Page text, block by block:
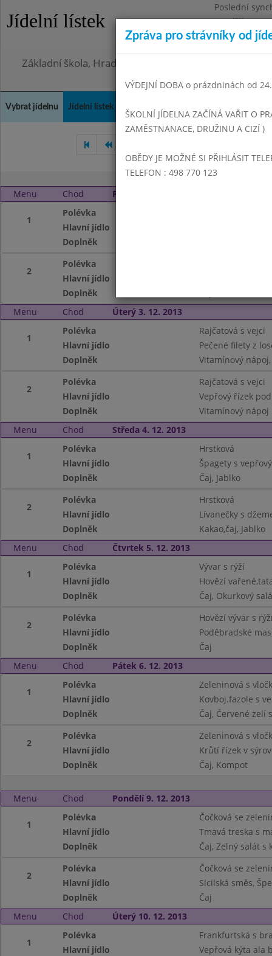
Jídelní lístek
Poslední
Pondělí
Omezení
Základní škola, Hradec Králové, Bezručova 1468
Vybrat jídelnu Jídelní lístek
Menu Chod Pondělí 2. 12. 2013
1
Polévka
Hlavní jídlo
Doplněk
2
Polévka
Hlavní jídlo
Doplněk
Menu
Chod Úterý 3. 12. 2013
1
Polévka
Rajčatová s vejci
Hlavní jídlo
Pečené filety z
Doplněk
Vitamínový
2
Polévka
Rajčatová s vejci
Hlavní jídlo
Vepřový řízek
Doplněk
Vitamínový nápoj
Menu
Chod Středa 4. 12. 2013
1
Polévka
Hrstková
Hlavní jídlo
Špagety s
Doplněk
Čaj, Jablko
2
Polévka
Hrstková
Hlavní jídlo
Lívanečky s
Doplněk
Kakao,čaj, Jablko
Menu
Chod Čtvrtek 5. 12. 2013
1
Polévka
Vývar s rýží
Hlavní jídlo
Hovězí
Doplněk
Čaj, Okurkový
2
Polévka
Hovězí vývar s
Hlavní jídlo
Poděbradské
Doplněk
Čaj
Menu
Chod Pátek 6. 12. 2013
1
Polévka
Zeleninová s
Hlavní jídlo
Kovboj.fazole s
Doplněk
Čaj, Červené zelí
2
Polévka
Zeleninová s
Hlavní jídlo
Krůtí řízek v
Doplněk
Čaj, Kompot
Menu Chod Pondělí 9. 12. 2013
1
Polévka
Čočková se
Hlavní jídlo
Tmavá treska s
Doplněk
Čaj, Zelný salát s
2
Polévka
Čočková se
Hlavní jídlo
Sicilská směs,
Doplněk
Čaj
Menu
Chod Úterý 10. 12. 2013
1
Polévka
Frankfurtská s
Hlavní jídlo
Vepřová kýta ala
Zpráva pro strávníky od
VÝDEJNÍ DOBA o prázdninách od
ŠKOLNÍ JÍDELNA ZAČÍNÁ VAŘIT O
ZAMĚSTNANACE, DRUŽINU A CIZÍ )
OBĚDY JE MOŽNÉ SI PŘIHLÁSIT
TELEFON : 498 770 123